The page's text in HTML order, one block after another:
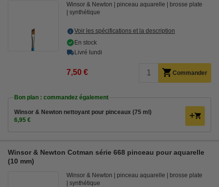
Winsor & Newton pinceau aquarelle
brosse plate
synthétique
Voir les spécifications et la description
En stock
Livré lundi
7,50 € Commander
Bon plan : commandez également
Winsor & Newton nettoyant pour pinceaux (75 ml)
6,95 €
Winsor & Newton Cotman série 668 pinceau pour aquarelle
(10 mm)
Winsor & Newton pinceau aquarelle
brosse plate
synthétique